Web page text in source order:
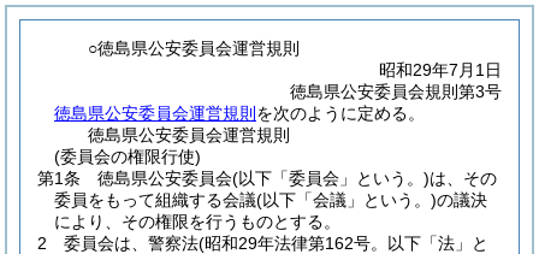
○徳島県公安委員会運営規則
昭和29年7月1日
徳島県公安委員会規則第3号
徳島県公安委員会運営規則 を次のように定める。
徳島県公安委員会運営規則
(委員会の権限行使)
第1条
徳島県公安委員会(以下「委員会」という。)は、その
委員をもって組織する会議(以下「会議」という。)の議決
により、その権限を行うものとする。
2
委員会は、警察法(昭和29年法律第162号。以下「法」と